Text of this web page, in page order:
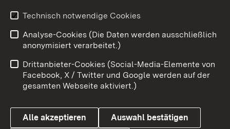
Impressum
Kontakt
Barrierefreiheit
Datenschutz
Cookies
Technisch notwendige Cookies
Analyse-Cookies (Die Daten werden ausschließlich
anonymisiert verarbeitet.)
Drittanbieter-Cookies (Social-Media-Elemente von
Facebook, X / Twitter und Google werden auf der
gesamten Webseite aktiviert.)
Alle akzeptieren Auswahl bestätigen